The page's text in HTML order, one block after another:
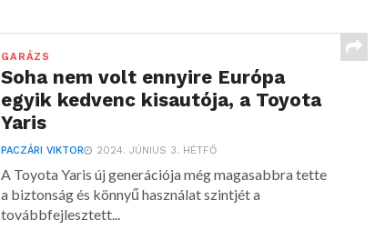
GARÁZS
Soha nem volt ennyire Európa
egyik kedvenc kisautója, a Toyota
Yaris
PACZÁRI VIKTOR 2024. JÚNIUS 3. HÉTFŐ
A Toyota Yaris új generációja még magasabbra tette
a biztonság és könnyű használat szintjét a
továbbfejlesztett...